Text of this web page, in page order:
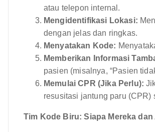
atau telepon internal.
Mengidentifikasi Lokasi:
dengan jelas dan ringkas.
Menyatakan Kode:
Memberikan Informasi
pasien (misalnya, “Pasien
Memulai CPR (Jika Perlu):
resusitasi jantung paru (CPR)
Tim Kode Biru: Siapa Mereka